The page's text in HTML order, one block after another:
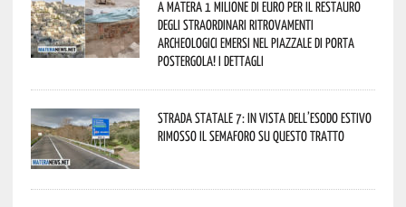
A Matera 1 milione di euro per il restauro
degli straordinari ritrovamenti
archeologici emersi nel piazzale di Porta
Postergola! I dettagli
Strada statale 7: in vista dell’esodo estivo
rimosso il semaforo su questo tratto